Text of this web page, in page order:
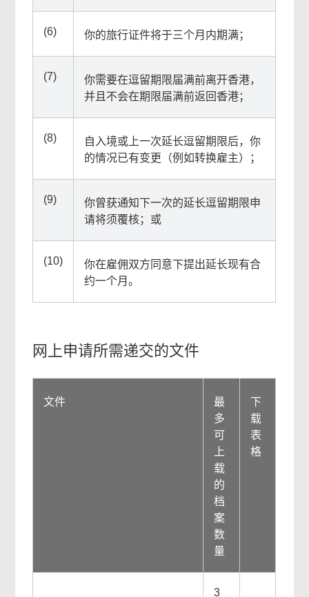
(6) 你的旅行证件将于三个月内期满；
(7)
你需要在逗留期限届满前离开香港，
并且不会在期限届满前返回香港；
(8)
自入境或上一次延长逗留期限后，你
的情况已有变更（例如转换雇主）；
(9)
你曾获通知下一次的延长逗留期限申
请将须覆核；或
(10)
你在雇佣双方同意下提出延长现有合
约一个月。
网上申请所需递交的文件
文件
最
多
可
上
载
的
档
案
数
量
下
载
表
格
3